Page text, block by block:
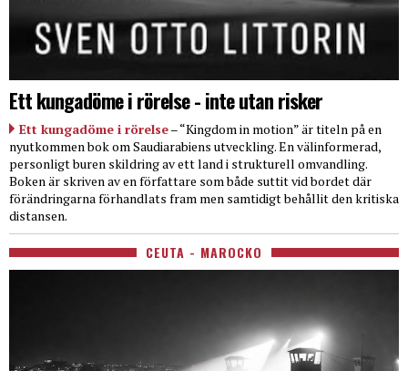
Ett kungadöme i rörelse - inte utan risker
Ett kungadöme i rörelse– “Kingdom in motion” är titeln på en
nyutkommen bok om Saudiarabiens utveckling. En välinformerad,
personligt buren skildring av ett land i strukturell omvandling.
Boken är skriven av en författare som både suttit vid bordet där
förändringarna förhandlats fram men samtidigt behållit den kritiska
distansen.
CEUTA - MAROCKO